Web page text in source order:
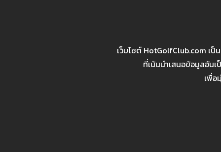
เว็บไซต์ HotGolfClub.com เ
ที่เน้นนำเสนอข้อมูลอัน
เพื่อ